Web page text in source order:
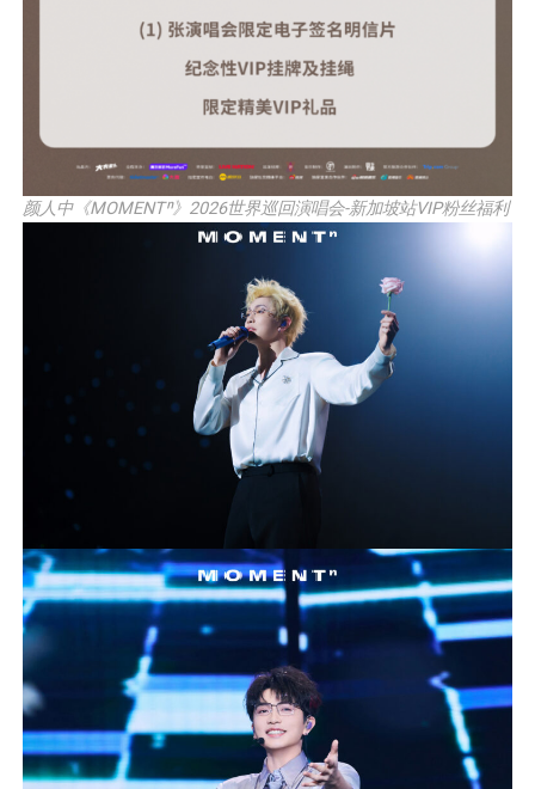
颜人中《MOMENTⁿ》2026世界巡回演唱会-新加坡站VIP粉丝福利